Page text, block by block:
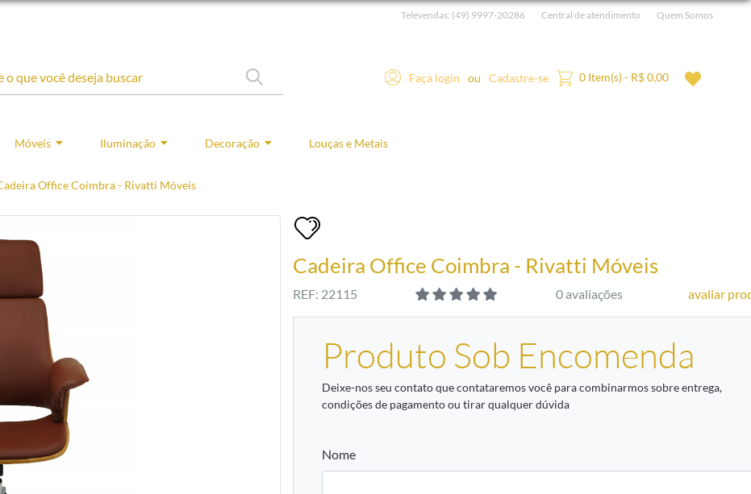
Televendas: (49) 9997-20286 Central de atendimento Quem Somos
Faça login ou Cadastre-se 0 Item(s) - R$ 0,00
Móveis Iluminação Decoração Louças e Metais
Office Coimbra - Rivatti Móveis
Cadeira Office Coimbra - Rivatti Móveis
REF: 22115 0 avaliações avaliar
Produto Sob Encomenda
Deixe-nos seu contato que contataremos você para combinarmos sobre entrega,
condições de pagamento ou tirar qualquer dúvida
Nome